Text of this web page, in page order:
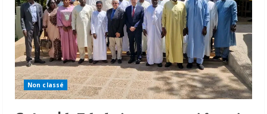
Non classé
2
N’Djamena | la commune du6ᵉ
arrondissement lance une operation de
dégagement des trotoirs pour fluidifier
la ccirculation.
2 juin 2026
𝗖𝗼𝘁𝗼𝗻 | 𝒍𝒆 𝑻𝒄𝒉𝒂𝒅 𝒎𝒊𝒔𝒆 𝒔𝒖𝒓 𝒖𝒏 𝒂𝒑𝒑𝒖𝒊
𝒇𝒓𝒂𝒏ç𝒂𝒊𝒔 𝒅𝒆 𝟐𝟐,𝟓 𝒎𝒊𝒍𝒍𝒊𝒐𝒏𝒔 𝑼𝑺𝑫 𝒑𝒐𝒖𝒓